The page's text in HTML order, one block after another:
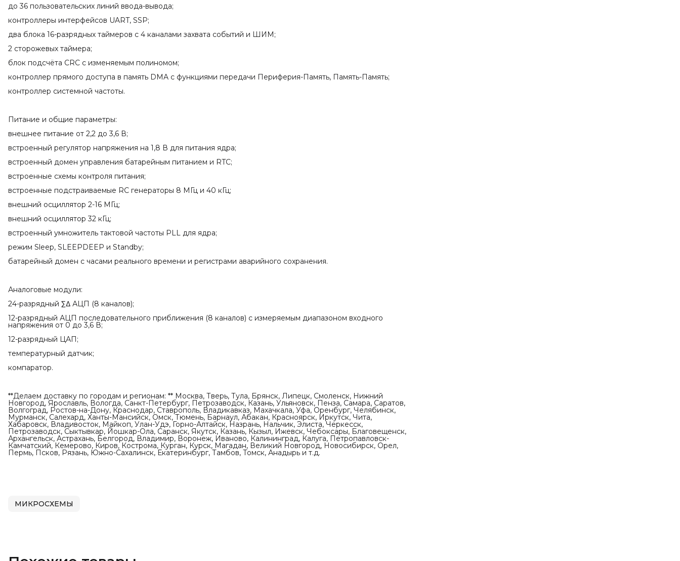
до 36 пользовательских линий ввода-вывода;
контроллеры интерфейсов UART, SSP;
два блока 16-разрядных таймеров с 4 каналами захвата событий и ШИМ;
2 сторожевых таймера;
блок подсчёта CRC с изменяемым полиномом;
контроллер прямого доступа в память DMA с функциями передачи Периферия-Память, Память-Память;
контроллер системной частоты.
Питание и общие параметры:
внешнее питание от 2,2 до 3,6 В;
встроенный регулятор напряжения на 1,8 В для питания ядра;
встроенный домен управления батарейным питанием и RTC;
встроенные схемы контроля питания;
встроенные подстраиваемые RC генераторы 8 МГц и 40 кГц;
внешний осциллятор 2-16 МГц;
внешний осциллятор 32 кГц;
встроенный умножитель тактовой частоты PLL для ядра;
режим Sleep, SLEEPDEEP и Standby;
батарейный домен с часами реального времени и регистрами аварийного сохранения.
Аналоговые модули:
24-разрядный ∑Δ АЦП (8 каналов);
12-разрядный АЦП последовательного приближения (8 каналов) с измеряемым диапазоном входного
напряжения от 0 до 3,6 В;
12-разрядный ЦАП;
температурный датчик;
компаратор.
**Делаем доставку по городам и регионам: ** Москва, Тверь, Тула, Брянск, Липецк, Смоленск, Нижний
Новгород, Ярославль, Вологда, Санкт-Петербург, Петрозаводск, Казань, Ульяновск, Пенза, Самара, Саратов,
Волгоград, Ростов-на-Дону, Краснодар, Ставрополь, Владикавказ, Махачкала, Уфа, Оренбург, Челябинск,
Мурманск, Салехард, Ханты-Мансийск, Омск, Тюмень, Барнаул, Абакан, Красноярск, Иркутск, Чита,
Хабаровск, Владивосток, Майкоп, Улан-Удэ, Горно-Алтайск, Назрань, Нальчик, Элиста, Черкесск,
Петрозаводск, Сыктывкар, Йошкар-Ола, Саранск, Якутск, Казань, Кызыл, Ижевск, Чебоксары, Благовещенск,
Архангельск, Астрахань, Белгород, Владимир, Воронеж, Иваново, Калининград, Калуга, Петропавловск-
Камчатский, Кемерово, Киров, Кострома, Курган, Курск, Магадан, Великий Новгород, Новосибирск, Орел,
Пермь, Псков, Рязань, Южно-Сахалинск, Екатеринбург, Тамбов, Томск, Анадырь и т.д.
МИКРОСХЕМЫ